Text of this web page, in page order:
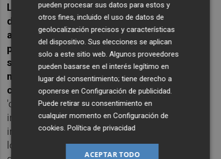
Las firmas han destacado la combinación
de sus capacidades a través de este
acuerdo, que permitirá el "inmejorable"
posicionamiento para la externalización de
servicios a cajeros automáticos en un
mercado regional de más de 300.000
cajeros. Además de las oportunidades de
'outsorcing', dentro de la 'joint venture' se
incluye la tenencia y operativa de redes
independientes de cajeros automáticos en
localizaciones seleccionadas con el objetivo
pueden procesar sus datos para estos y
otros fines, incluido el uso de datos de
geolocalización precisos y características
del dispositivo. Sus elecciones se aplican
solo a este sitio web. Algunos proveedores
pueden basarse en el interés legítimo en
lugar del consentimiento; tiene derecho a
oponerse enConfiguración de publicidad.
Puede retirar su consentimiento en
cualquier momento enConfiguración de
cookies.Política de privacidad
ACEPTAR TODO